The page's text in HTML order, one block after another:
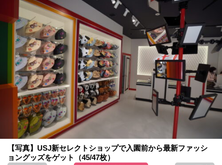
【写真】USJ新セレクトショップで入園前から最新ファッシ
ョングッズをゲット（45/47枚）